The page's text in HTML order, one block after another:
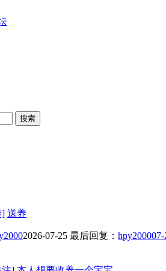
搜索
] 送养
2026-07-25 最后回复： hpy200007-